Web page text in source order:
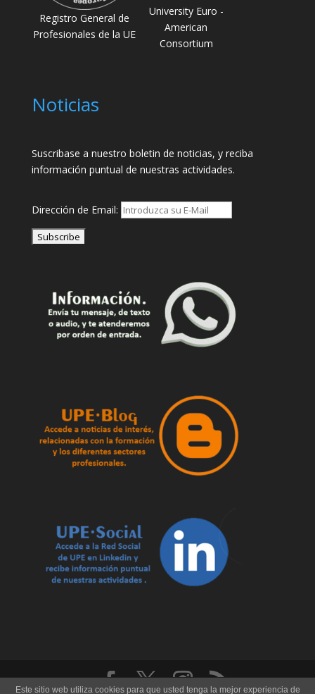
Registro General de
Profesionales de la UE
University Euro -
American
Consortium
Noticias
Suscribase a nuestro boletin de noticias, y reciba
información puntual de nuestras actividades.
Dirección de Email:
Este sitio web utiliza cookies para que usted tenga la mejor experiencia de